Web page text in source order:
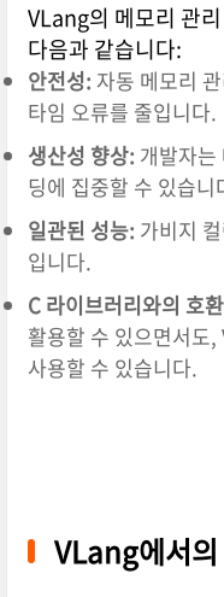
VLang의 메모리 관
다음과 같습니다:
안전성: 자동 메모리
타임 오류를 줄입니다.
생산성 향상: 개발자는
딩에 집중할 수 있습니
일관된 성능: 가비지
입니다.
C 라이브러리와의 호
활용할 수 있으면서도
사용할 수 있습니다.
VLang에서의